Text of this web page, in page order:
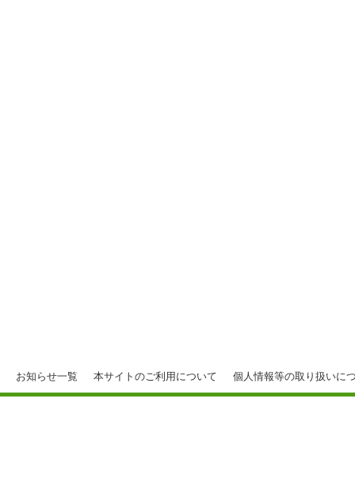
お知らせ一覧 本サイトのご利用について 個人情報等の取り扱いに